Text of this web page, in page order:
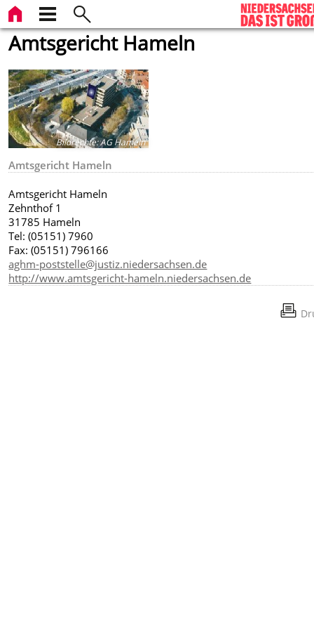
Amtsgericht Hameln
Bildrechte:AG Hameln
Amtsgericht Hameln
Amtsgericht Hameln
Zehnthof 1
31785 Hameln
Tel: (05151) 7960
Fax: (05151) 796166
aghm-poststelle@justiz.niedersachsen.de
http://www.amtsgericht-hameln.niedersachsen.de